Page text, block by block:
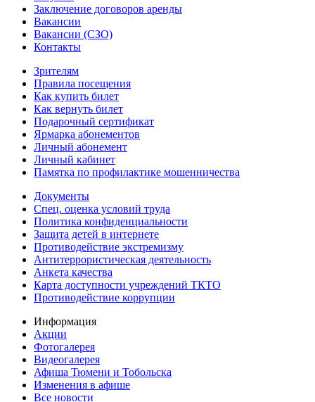
Заключение договоров аренды
Вакансии
Вакансии (СЗО)
Контакты
Зрителям
Правила посещения
Как купить билет
Как вернуть билет
Подарочный сертификат
Ярмарка абонементов
Личный абонемент
Личный кабинет
Памятка по профилактике мошенничества
Документы
Спец. оценка условий труда
Политика конфиденциальности
Защита детей в интернете
Противодействие экстремизму
Антитеррористическая деятельность
Анкета качества
Карта доступности учреждений ТКТО
Противодействие коррупции
Информация
Акции
Фотогалерея
Видеогалерея
Афиша Тюмени и Тобольска
Изменения в афише
Все новости